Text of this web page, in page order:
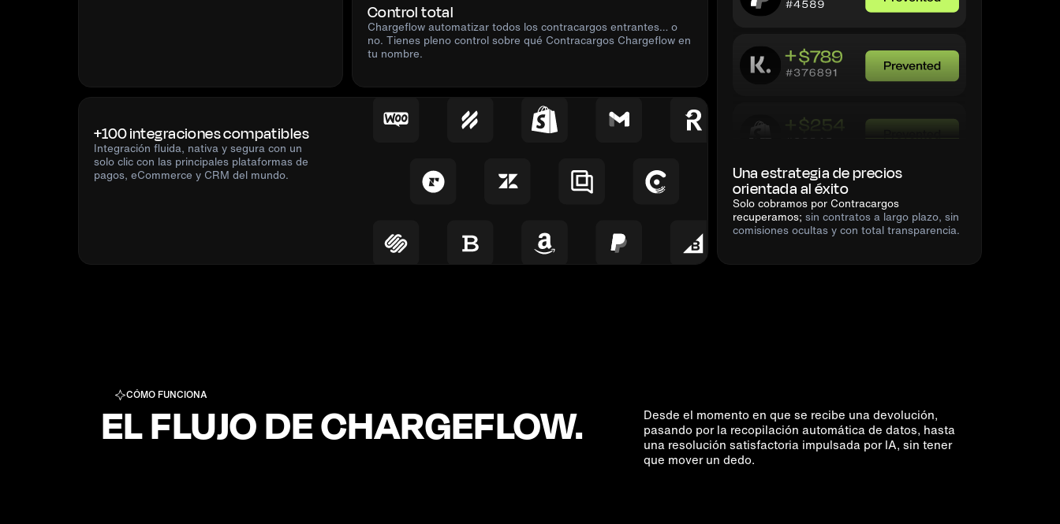
Control total
Chargeflow automatizar todos los contracargos entrantes… o
no. Tienes pleno control sobre qué Contracargos Chargeflow en
tu nombre.
Una estrategia de precios
orientada al éxito
Solo cobramos por Contracargos
recuperamos; sin contratos a largo plazo, sin
comisiones ocultas y con total transparencia.
+100 integraciones compatibles
Integración fluida, nativa y segura con un
solo clic con las principales plataformas de
pagos, eCommerce y CRM del mundo.
CÓMO FUNCIONA
EL FLUJO DE CHARGEFLOW.
Desde el momento en que se recibe una devolución,
pasando por la recopilación automática de datos, hasta
una resolución satisfactoria impulsada por IA, sin tener
que mover un dedo.